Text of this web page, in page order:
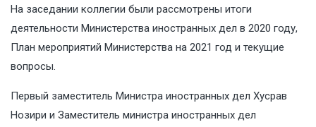
На заседании коллегии были рассмотрены итоги
деятельности Министерства иностранных дел в 2020 году,
План мероприятий Министерства на 2021 год и текущие
вопросы.
Первый заместитель Министра иностранных дел Хусрав
Нозири и Заместитель министра иностранных дел